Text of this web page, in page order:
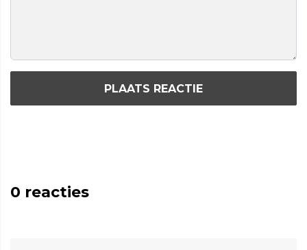
PLAATS REACTIE
0 reacties